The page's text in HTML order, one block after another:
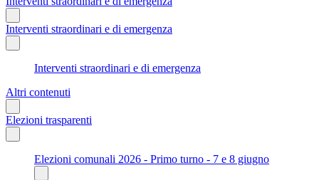
Interventi straordinari e di emergenza
Interventi straordinari e di emergenza
Altri contenuti
Elezioni trasparenti
Elezioni comunali 2026 - Primo turno - 7 e 8 giugno